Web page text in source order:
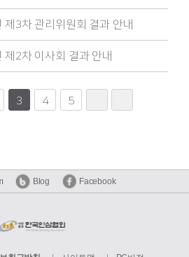
제3차 관리위원회 결과 안내
제2차 이사회 결과 안내
3 4 5
Blog Facebook